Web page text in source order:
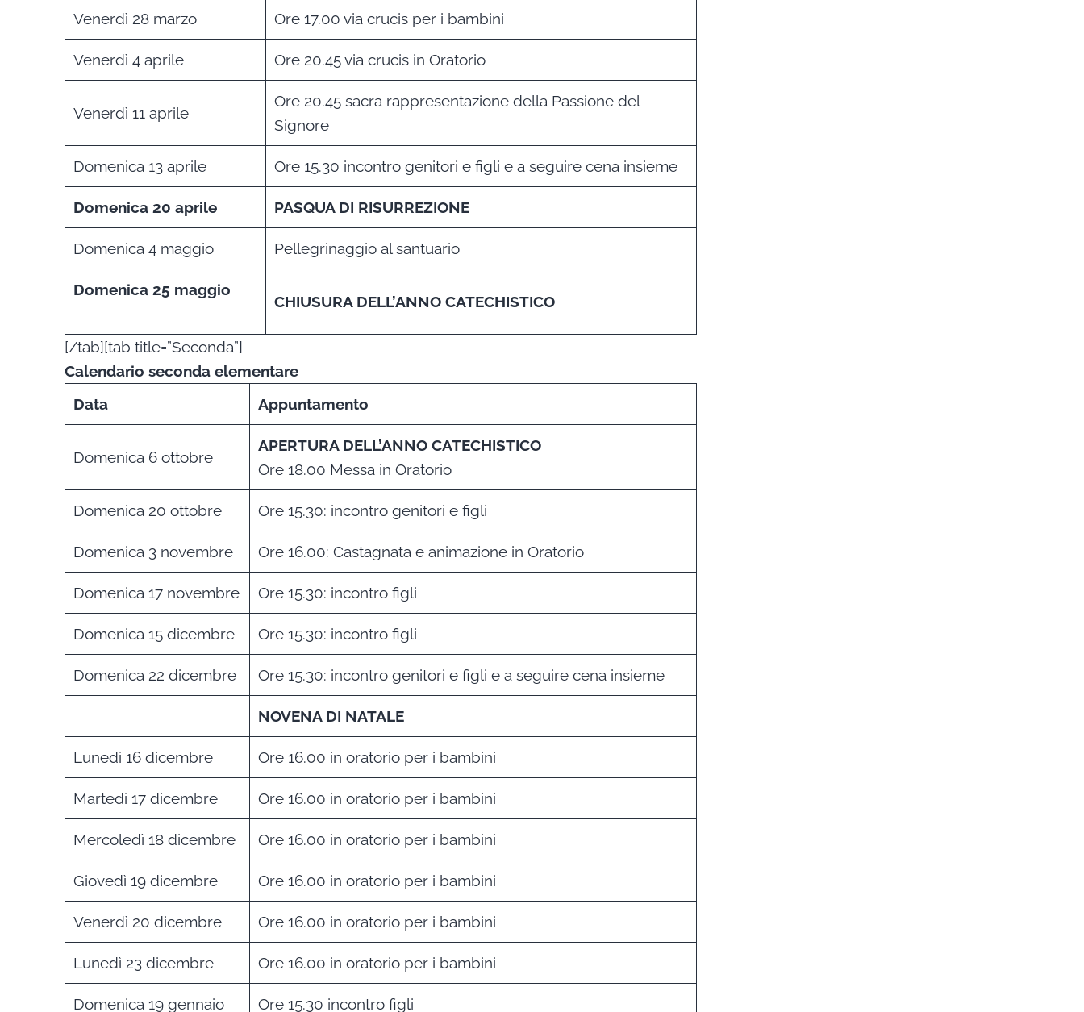
Venerdì 28 marzo Ore 17.00 via crucis per i bambini
Venerdì 4 aprile Ore 20.45 via crucis in Oratorio
Venerdì 11 aprile
Ore 20.45 sacra rappresentazione della Passione del
Signore
Domenica 13 aprile Ore 15.30 incontro genitori e figli e a seguire cena insieme
Domenica 20 aprile PASQUA DI RISURREZIONE
Domenica 4 maggio Pellegrinaggio al santuario
Domenica 25 maggio
CHIUSURA DELL’ANNO CATECHISTICO
[/tab][tab title=”Seconda”]
Calendario seconda elementare
Data
Appuntamento
Domenica 6 ottobre
APERTURA DELL’ANNO CATECHISTICO
Ore 18.00 Messa in Oratorio
Domenica 20 ottobre Ore 15.30: incontro genitori e figli
Domenica 3 novembre Ore 16.00: Castagnata e animazione in Oratorio
Domenica 17 novembre Ore 15.30: incontro figli
Domenica 15 dicembre Ore 15.30: incontro figli
Domenica 22 dicembre Ore 15.30: incontro genitori e figli e a seguire cena insieme
NOVENA DI NATALE
Lunedì 16 dicembre Ore 16.00 in oratorio per i bambini
Martedì 17 dicembre Ore 16.00 in oratorio per i bambini
Mercoledì 18 dicembre Ore 16.00 in oratorio per i bambini
Giovedì 19 dicembre Ore 16.00 in oratorio per i bambini
Venerdì 20 dicembre Ore 16.00 in oratorio per i bambini
Lunedì 23 dicembre Ore 16.00 in oratorio per i bambini
Domenica 19 gennaio Ore 15.30 incontro figli